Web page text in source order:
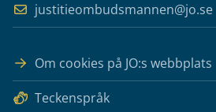
justitieombudsmannen@jo.se
Om cookies på JO:s webbplats
Teckenspråk